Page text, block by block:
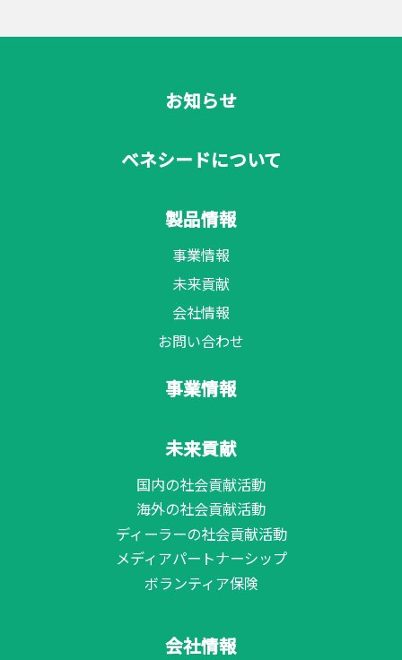
お知らせ
ベネシードについて
製品情報
事業情報
未来貢献
会社情報
お問い合わせ
事業情報
未来貢献
国内の社会貢献活動
海外の社会貢献活動
ディーラーの社会貢献活動
メディアパートナーシップ
ボランティア保険
会社情報